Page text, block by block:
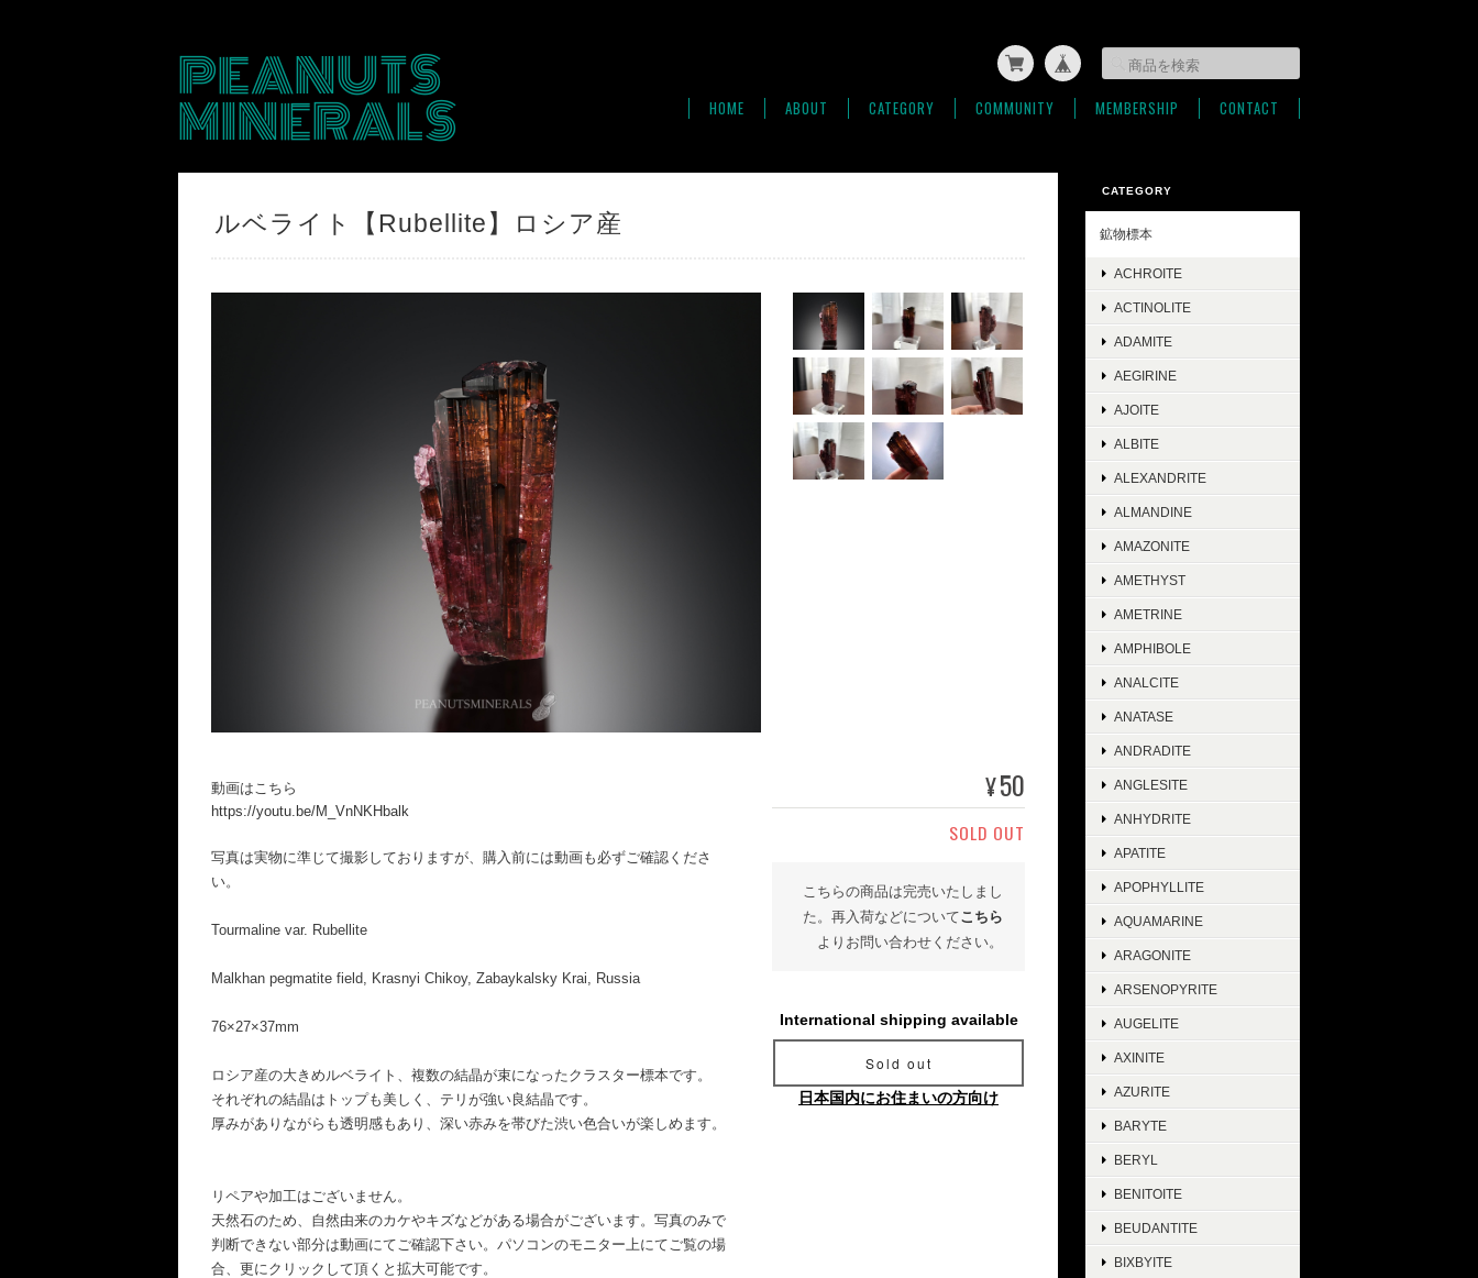
PEANUTS
MINERALS HOME ABOUT CATEGORY COMMUNITY MEMBERSHIP CONTACT
ルベライト【Rubellite】ロシア産
動画はこちら
https://youtu.be/M_VnNKHbalk
写真は実物に準じて撮影しておりますが、購入前には動画も必ずご確認くださ
い。
Tourmaline var. Rubellite
Malkhan pegmatite field, Krasnyi Chikoy, Zabaykalsky Krai, Russia
76×27×37mm
ロシア産の大きめルベライト、複数の結晶が束になったクラスター標本です。
それぞれの結晶はトップも美しく、テリが強い良結晶です。
厚みがありながらも透明感もあり、深い赤みを帯びた渋い色合いが楽しめます。
リペアや加工はございません。
天然石のため、自然由来のカケやキズなどがある場合がございます。写真のみで
判断できない部分は動画にてご確認下さい。パソコンのモニター上にてご覧の場
合、更にクリックして頂くと拡大可能です。
¥50
SOLD OUT
こちらの商品は完売いたしまし
た。再入荷などについてこちら
よりお問い合わせください。
International shipping available
Sold out
日本国内にお住まいの方向け
CATEGORY
鉱物標本
ACHROITE
ACTINOLITE
ADAMITE
AEGIRINE
AJOITE
ALBITE
ALEXANDRITE
ALMANDINE
AMAZONITE
AMETHYST
AMETRINE
AMPHIBOLE
ANALCITE
ANATASE
ANDRADITE
ANGLESITE
ANHYDRITE
APATITE
APOPHYLLITE
AQUAMARINE
ARAGONITE
ARSENOPYRITE
AUGELITE
AXINITE
AZURITE
BARYTE
BERYL
BENITOITE
BEUDANTITE
BIXBYITE